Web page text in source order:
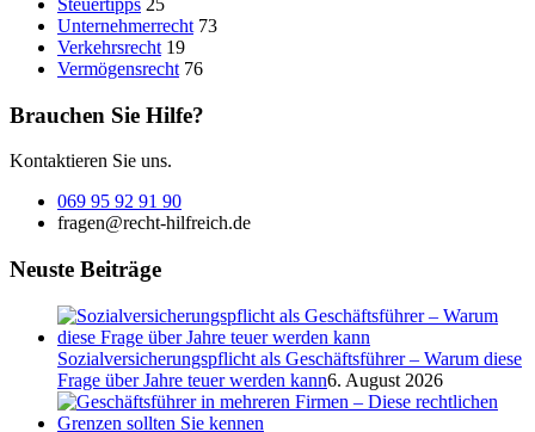
Unternehmerrecht 73
Verkehrsrecht 19
Vermögensrecht 76
Brauchen Sie Hilfe?
Kontaktieren Sie uns.
069 95 92 91 90
fragen@recht-hilfreich.de
Neuste Beiträge
Sozialversicherungspflicht als Geschäftsführer – Warum diese
Frage über Jahre teuer werden kann6. August 2026